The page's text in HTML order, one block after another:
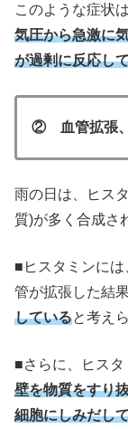
このような症状は
気圧から急激に
が過剰に反応し
② 血管拡張、
雨の日は、ヒス
質)が多く合成さ
■ヒスタミンには
管が拡張した結果
していると考え
■さらに、ヒス
壁を物質をすり
細胞にしみだし